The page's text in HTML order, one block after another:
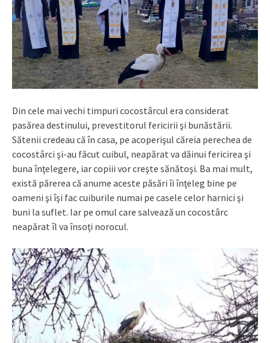
Din cele mai vechi timpuri cocostârcul era considerat
pasărea destinului, prevestitorul fericirii şi bunăstării.
Sătenii credeau că în casa, pe acoperişul căreia perechea de
cocostârci şi-au făcut cuibul, neapărat va dăinui fericirea şi
buna înţelegere, iar copiii vor creşte sănătoşi. Ba mai mult,
există părerea că anume aceste păsări îi înţeleg bine pe
oameni şi îşi fac cuiburile numai pe casele celor harnici şi
buni la suflet. Iar pe omul care salvează un cocostârc
neapărat îl va însoţi norocul.